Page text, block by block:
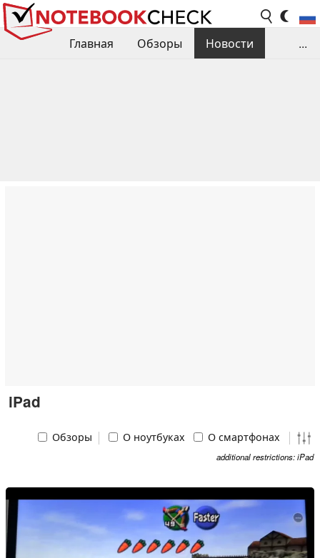
Главная Обзоры
Новости
...
iPad
Обзоры О ноутбуках О смартфонах
additional restrictions: iPad